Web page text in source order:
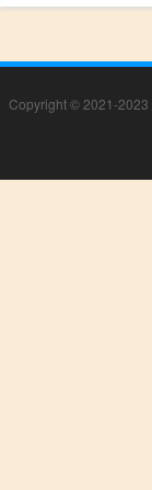
Copyright © 2021-2023